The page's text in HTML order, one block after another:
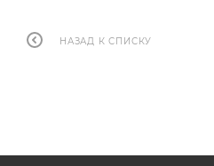
НАЗАД К СПИСКУ